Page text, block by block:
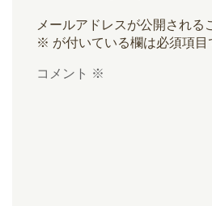
メールアドレスが公開される
※ が付いている欄は必須項目
コメント ※